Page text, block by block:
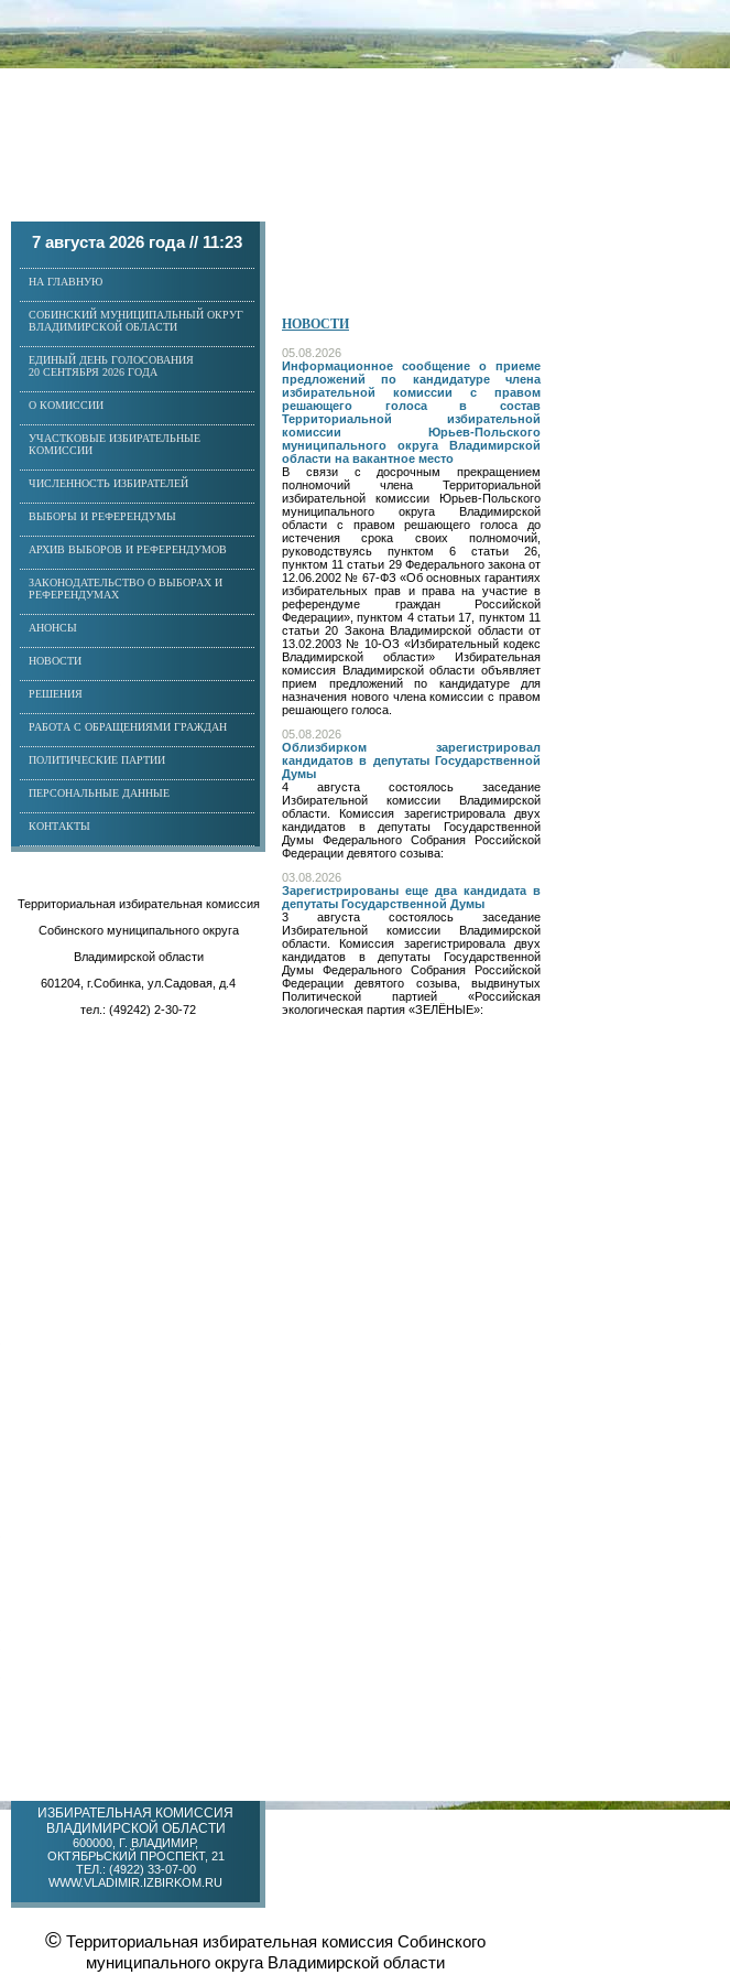
7 августа 2026 года // 11:23
НА ГЛАВНУЮ
СОБИНСКИЙ МУНИЦИПАЛЬНЫЙ ОКРУГ
ВЛАДИМИРСКОЙ ОБЛАСТИ
ЕДИНЫЙ ДЕНЬ ГОЛОСОВАНИЯ
20 СЕНТЯБРЯ 2026 ГОДА
О КОМИССИИ
УЧАСТКОВЫЕ ИЗБИРАТЕЛЬНЫЕ
КОМИССИИ
ЧИСЛЕННОСТЬ ИЗБИРАТЕЛЕЙ
ВЫБОРЫ И РЕФЕРЕНДУМЫ
АРХИВ ВЫБОРОВ И РЕФЕРЕНДУМОВ
ЗАКОНОДАТЕЛЬСТВО О ВЫБОРАХ И
РЕФЕРЕНДУМАХ
АНОНСЫ
НОВОСТИ
РЕШЕНИЯ
РАБОТА С ОБРАЩЕНИЯМИ ГРАЖДАН
ПОЛИТИЧЕСКИЕ ПАРТИИ
ПЕРСОНАЛЬНЫЕ ДАННЫЕ
КОНТАКТЫ
Территориальная избирательная комиссия
Собинского муниципального округа
Владимирской области
601204, г.Собинка, ул.Садовая, д.4
тел.: (49242) 2-30-72
НОВОСТИ
05.08.2026
Информационное сообщение о приеме
предложений по кандидатуре члена
избирательной комиссии с правом
решающего голоса в состав
Территориальной избирательной
комиссии Юрьев-Польского
муниципального округа Владимирской
области на вакантное место
В связи с досрочным прекращением
полномочий члена Территориальной
избирательной комиссии Юрьев-Польского
муниципального округа Владимирской
области с правом решающего голоса до
истечения срока своих полномочий,
руководствуясь пунктом 6 статьи 26,
пунктом 11 статьи 29 Федерального закона от
12.06.2002 № 67-ФЗ «Об основных гарантиях
избирательных прав и права на участие в
референдуме граждан Российской
Федерации», пунктом 4 статьи 17, пунктом 11
статьи 20 Закона Владимирской области от
13.02.2003 № 10-ОЗ «Избирательный кодекс
Владимирской области» Избирательная
комиссия Владимирской области объявляет
прием предложений по кандидатуре для
назначения нового члена комиссии с правом
решающего голоса.
05.08.2026
Облизбирком зарегистрировал
кандидатов в депутаты Государственной
Думы
4 августа состоялось заседание
Избирательной комиссии Владимирской
области. Комиссия зарегистрировала двух
кандидатов в депутаты Государственной
Думы Федерального Собрания Российской
Федерации девятого созыва:
03.08.2026
Зарегистрированы еще два кандидата в
депутаты Государственной Думы
3 августа состоялось заседание
Избирательной комиссии Владимирской
области. Комиссия зарегистрировала двух
кандидатов в депутаты Государственной
Думы Федерального Собрания Российской
Федерации девятого созыва, выдвинутых
Политической партией «Российская
экологическая партия «ЗЕЛЁНЫЕ»:
ИЗБИРАТЕЛЬНАЯ КОМИССИЯ
ВЛАДИМИРСКОЙ ОБЛАСТИ
600000, Г. ВЛАДИМИР,
ОКТЯБРЬСКИЙ ПРОСПЕКТ, 21
ТЕЛ.: (4922) 33-07-00
WWW.VLADIMIR.IZBIRKOM.RU
© Территориальная избирательная комиссия Собинского
муниципального округа Владимирской области